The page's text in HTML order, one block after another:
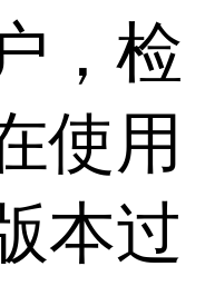
，检
使用
本过